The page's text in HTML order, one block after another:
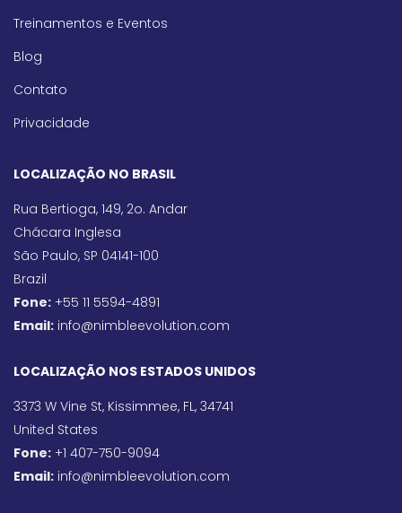
Treinamentos e Eventos
Blog
Contato
Privacidade
LOCALIZAÇÃO NO BRASIL
Rua Bertioga, 149, 2o. Andar
Chácara Inglesa
São Paulo, SP 04141-100
Brazil
Fone: +55 11 5594-4891
Email: info@nimbleevolution.com
LOCALIZAÇÃO NOS ESTADOS UNIDOS
3373 W Vine St, Kissimmee, FL, 34741
United States
Fone: +1 407-750-9094
Email: info@nimbleevolution.com